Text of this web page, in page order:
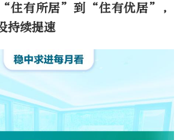
住有所居”到“住有优居”，
持续提速